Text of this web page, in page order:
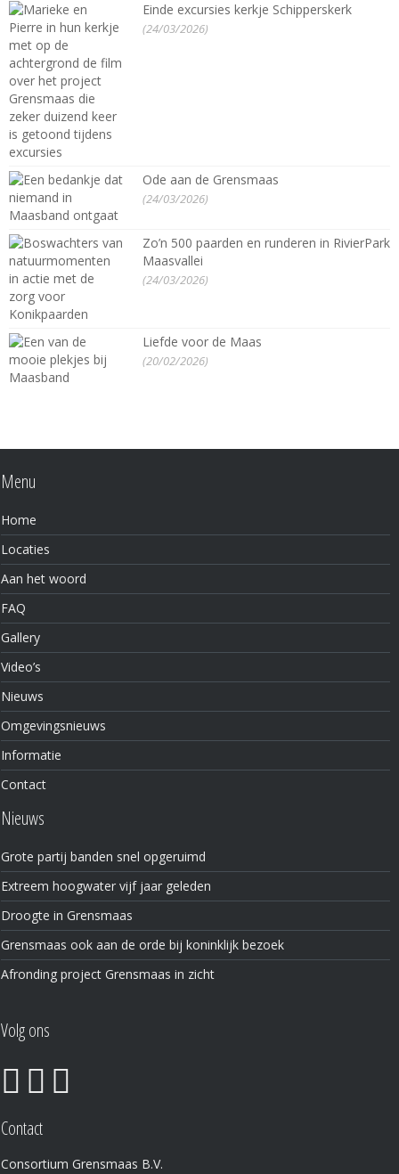
Einde excursies kerkje Schipperskerk
(24/03/2026)
Ode aan de Grensmaas
(24/03/2026)
Zo’n 500 paarden en runderen in RivierPark
Maasvallei
(24/03/2026)
Liefde voor de Maas
(20/02/2026)
Menu
Home
Locaties
Aan het woord
FAQ
Gallery
Video’s
Nieuws
Omgevingsnieuws
Informatie
Contact
Nieuws
Grote partij banden snel opgeruimd
Extreem hoogwater vijf jaar geleden
Droogte in Grensmaas
Grensmaas ook aan de orde bij koninklijk bezoek
Afronding project Grensmaas in zicht
Volg ons
Contact
Consortium Grensmaas B.V.